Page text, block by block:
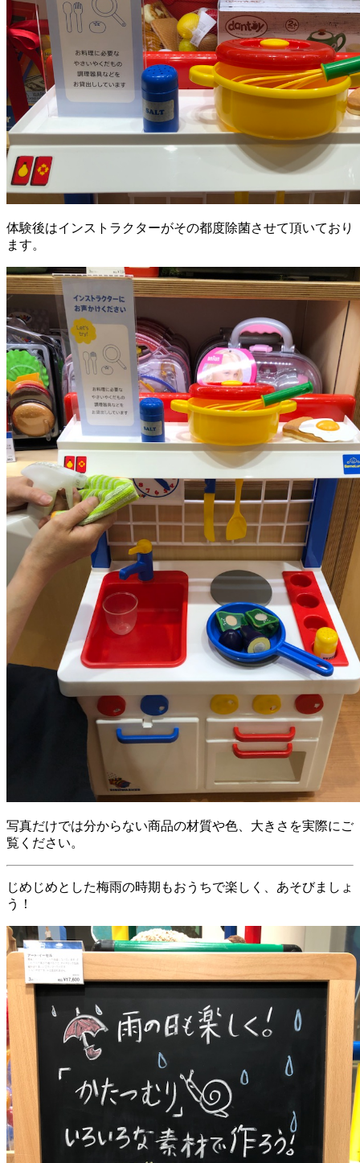
体験後はインストラクターがその都度除菌させて頂いており
ます。
写真だけでは分からない商品の材質や色、大きさを実際にご
覧ください。
じめじめとした梅雨の時期もおうちで楽しく、あそびましょ
う！